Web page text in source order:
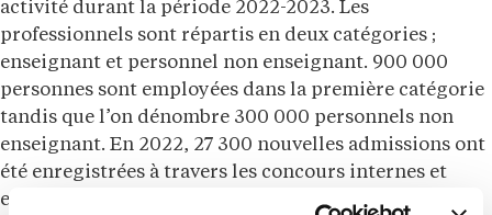
activité durant la période 2022-2023. Les
professionnels sont répartis en deux catégories ;
enseignant et personnel non enseignant. 900 000
personnes sont employées dans la première catégorie
tandis que l’on dénombre 300 000 personnels non
enseignant. En 2022, 27 300 nouvelles admissions ont
été enregistrées à travers les concours internes et
externes. La rémunération pour les métiers de